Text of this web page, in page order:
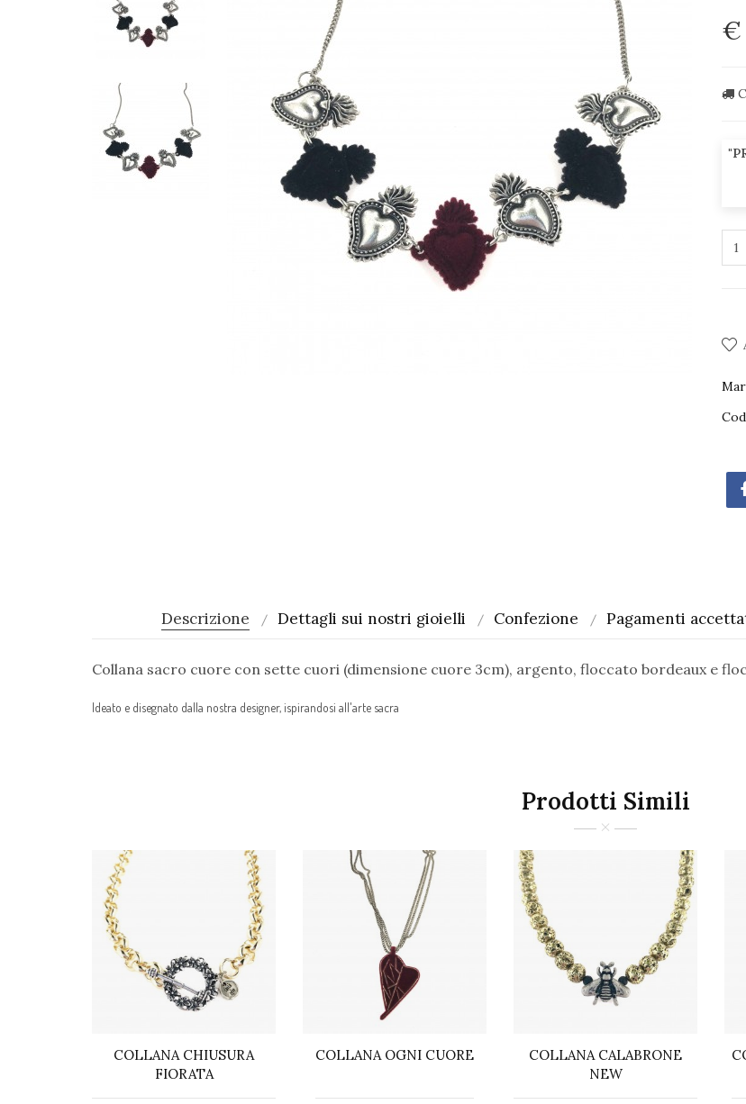
€
Descrizione Dettagli sui nostri gioielli Confezione Pagamenti
Collana sacro cuore con sette cuori (dimensione cuore 3cm), argento, floccato bordeaux e
Ideato e disegnato dalla nostra designer, ispirandosi all'arte sacra
Prodotti Simili
COLLANA CHIUSURA
FIORATA
COLLANA OGNI CUORE
COLLANA CALABRONE
NEW